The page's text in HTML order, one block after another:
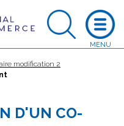
modification 2
D'UN CO-